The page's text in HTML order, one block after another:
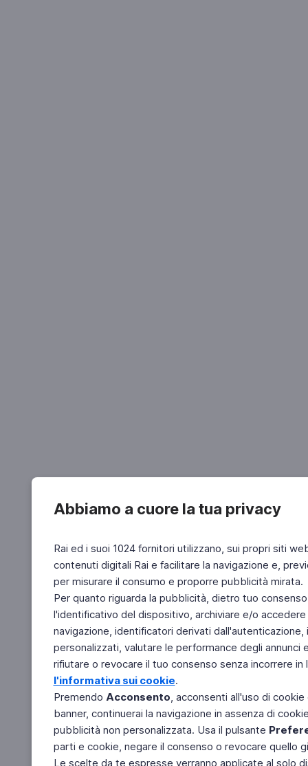
Abbiamo a cuore la tua privacy
Rai ed i suoi 1024 fornitori utilizzano, sui propri siti
contenuti digitali Rai e facilitare la navigazione e,
per misurare il consumo e proporre pubblicità mirata.
Per quanto riguarda la pubblicità, dietro tuo
l'identificativo del dispositivo, archiviare e/o
navigazione, identificatori derivati
personalizzati, valutare le performance degli
rifiutare o revocare il tuo consenso senza incorrere
l'informativa sui cookie.
Premendo Acconsento, acconsenti all'uso di
banner, continuerai la navigazione in assenza di
pubblicità non personalizzata. Usa il pulsante
parti e cookie, negare il consenso o revocare quello
Le scelte da te espresse verranno applicate al solo